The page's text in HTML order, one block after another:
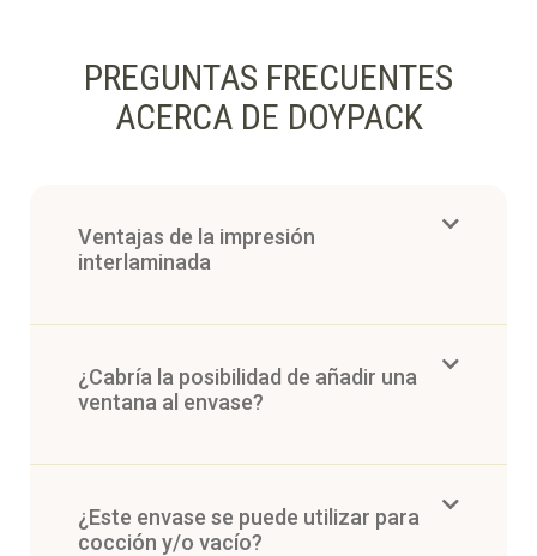
PREGUNTAS FRECUENTES
ACERCA DE DOYPACK
Ventajas de la impresión
interlaminada
¿Cabría la posibilidad de añadir una
ventana al envase?
¿Este envase se puede utilizar para
cocción y/o vacío?